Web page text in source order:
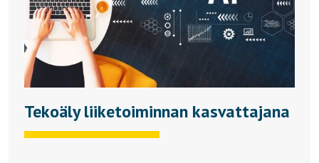
Tekoäly liiketoiminnan kasvattajana